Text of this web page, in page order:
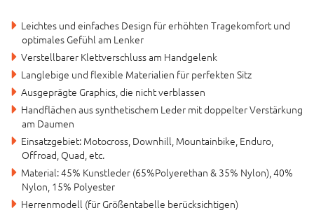
Leichtes und einfaches Design für erhöhten Tragekomfort und
optimales Gefühl am Lenker
Verstellbarer Klettverschluss am Handgelenk
Langlebige und flexible Materialien für perfekten Sitz
Ausgeprägte Graphics, die nicht verblassen
Handflächen aus synthetischem Leder mit doppelter Verstärkung
am Daumen
Einsatzgebiet: Motocross, Downhill, Mountainbike, Enduro,
Offroad, Quad, etc.
Material: 45% Kunstleder (65%Polyerethan & 35% Nylon), 40%
Nylon, 15% Polyester
Herrenmodell (für Größentabelle berücksichtigen)